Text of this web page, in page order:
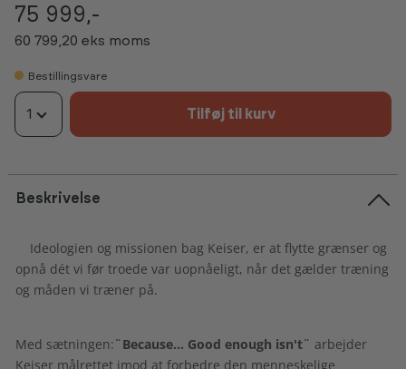
75 999,-
60 799,20 eks moms
Bestillingsvare
1 Tilføj til kurv
Beskrivelse
Ideologien og missionen bag Keiser, er at flytte grænser og
opnå dét vi før troede var uopnåeligt, når det gælder træning
og måden vi træner på.
Med sætningen:¨Because... Good enough isn't¨ arbejder
Keiser målrettet imod at forbedre den menneskelige